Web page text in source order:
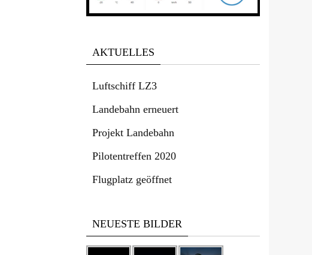
AKTUELLES
Luftschiff LZ3
Landebahn erneuert
Projekt Landebahn
Pilotentreffen 2020
Flugplatz geöffnet
NEUESTE BILDER